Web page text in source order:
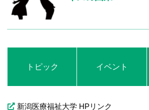
トピック イベント
新潟医療福祉大学 HPリンク